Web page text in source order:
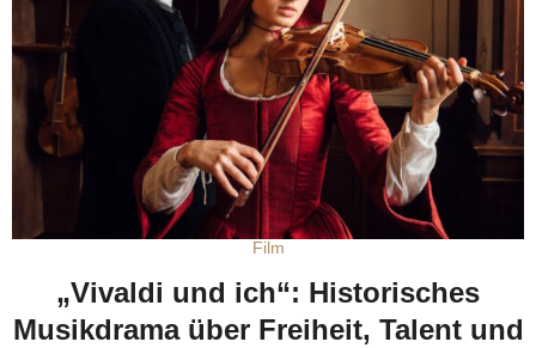
Film
„Vivaldi und ich“: Historisches
Musikdrama über Freiheit, Talent und